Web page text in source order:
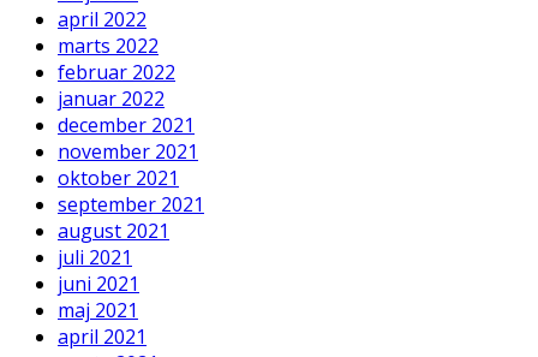
april 2022
marts 2022
februar 2022
januar 2022
december 2021
november 2021
oktober 2021
september 2021
august 2021
juli 2021
juni 2021
maj 2021
april 2021